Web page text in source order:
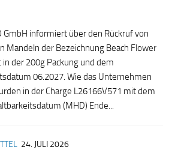
GmbH informiert über den Rückruf von
Mandeln der Bezeichnung Beach Flower
in der 200g Packung und dem
06.2027. Wie das Unternehmen
in der Charge L26166V571 mit dem
(MHD) Ende...
24. JULI 2026